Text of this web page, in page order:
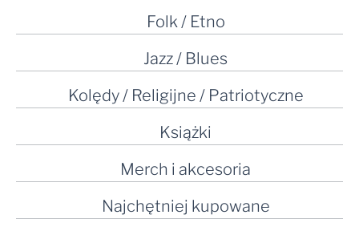
Folk / Etno
Jazz / Blues
Kolędy / Religijne / Patriotyczne
Książki
Merch i akcesoria
Najchętniej kupowane